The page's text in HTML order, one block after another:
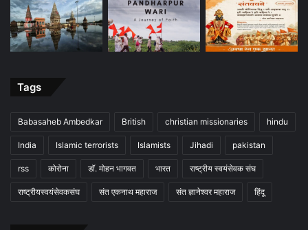
Tags
Babasaheb Ambedkar British christian missionaries hindu
India Islamic terrorists Islamists Jihadi pakistan
rss कोरोना डॉ. मोहन भागवत भारत राष्ट्रीय स्वयंसेवक संघ
राष्ट्रीयस्वयंसेवकसंघ संत एकनाथ महाराज संत ज्ञानेश्वर महाराज हिंदू